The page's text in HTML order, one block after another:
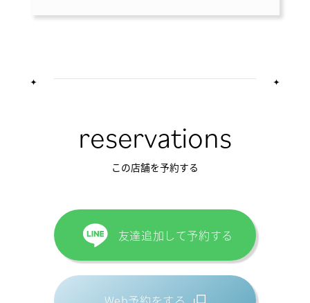
reservations
この店舗を予約する
友達追加して予約する